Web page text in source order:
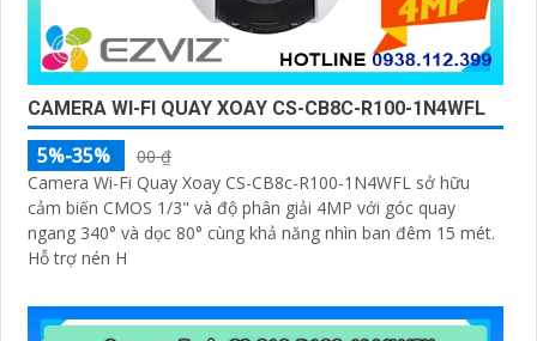
CAMERA WI-FI QUAY XOAY CS-CB8C-R100-1N4WFL
5%-35%
00 ₫
Camera Wi-Fi Quay Xoay CS-CB8c-R100-1N4WFL sở hữu
cảm biến CMOS 1/3" và độ phân giải 4MP với góc quay
ngang 340° và dọc 80° cùng khả năng nhìn ban đêm 15 mét.
Hỗ trợ nén H